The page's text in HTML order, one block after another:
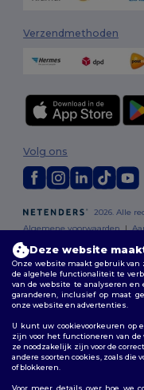
Verzendmethoden
2026. Alle
Algemene voorwaarden|
Volg ons
Bruxelles| Anvers | Mortsel
Herentals |Hoogstraten |
Deze website
Onze website maakt gebruik van
de algehele functionaliteit te
van de website te analyseren en
garanderen, inclusief op maat
onze website en advertenties.
U kunt uw cookievoorkeuren op
zijn voor het functioneren van
ze noodzakelijk zijn voor de
andere soorten cookies, zoals die
of blokkeren.
Voor meer details over hoe we